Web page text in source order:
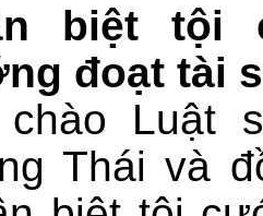
biệt tội
đoạt tài
chào Luật
Thái và